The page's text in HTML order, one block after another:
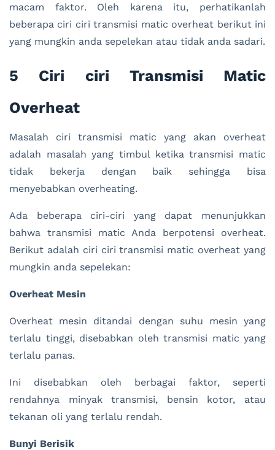
macam faktor. Oleh karena itu, perhatikanlah
beberapa ciri ciri transmisi matic overheat berikut ini
yang mungkin anda sepelekan atau tidak anda sadari.
5 Ciri ciri Transmisi Matic
Overheat
Masalah ciri transmisi matic yang akan overheat
adalah masalah yang timbul ketika transmisi matic
tidak bekerja dengan baik sehingga bisa
menyebabkan overheating.
Ada beberapa ciri-ciri yang dapat menunjukkan
bahwa transmisi matic Anda berpotensi overheat.
Berikut adalah ciri ciri transmisi matic overheat yang
mungkin anda sepelekan:
Overheat Mesin
Overheat mesin ditandai dengan suhu mesin yang
terlalu tinggi, disebabkan oleh transmisi matic yang
terlalu panas.
Ini disebabkan oleh berbagai faktor, seperti
rendahnya minyak transmisi, bensin kotor, atau
tekanan oli yang terlalu rendah.
Bunyi Berisik